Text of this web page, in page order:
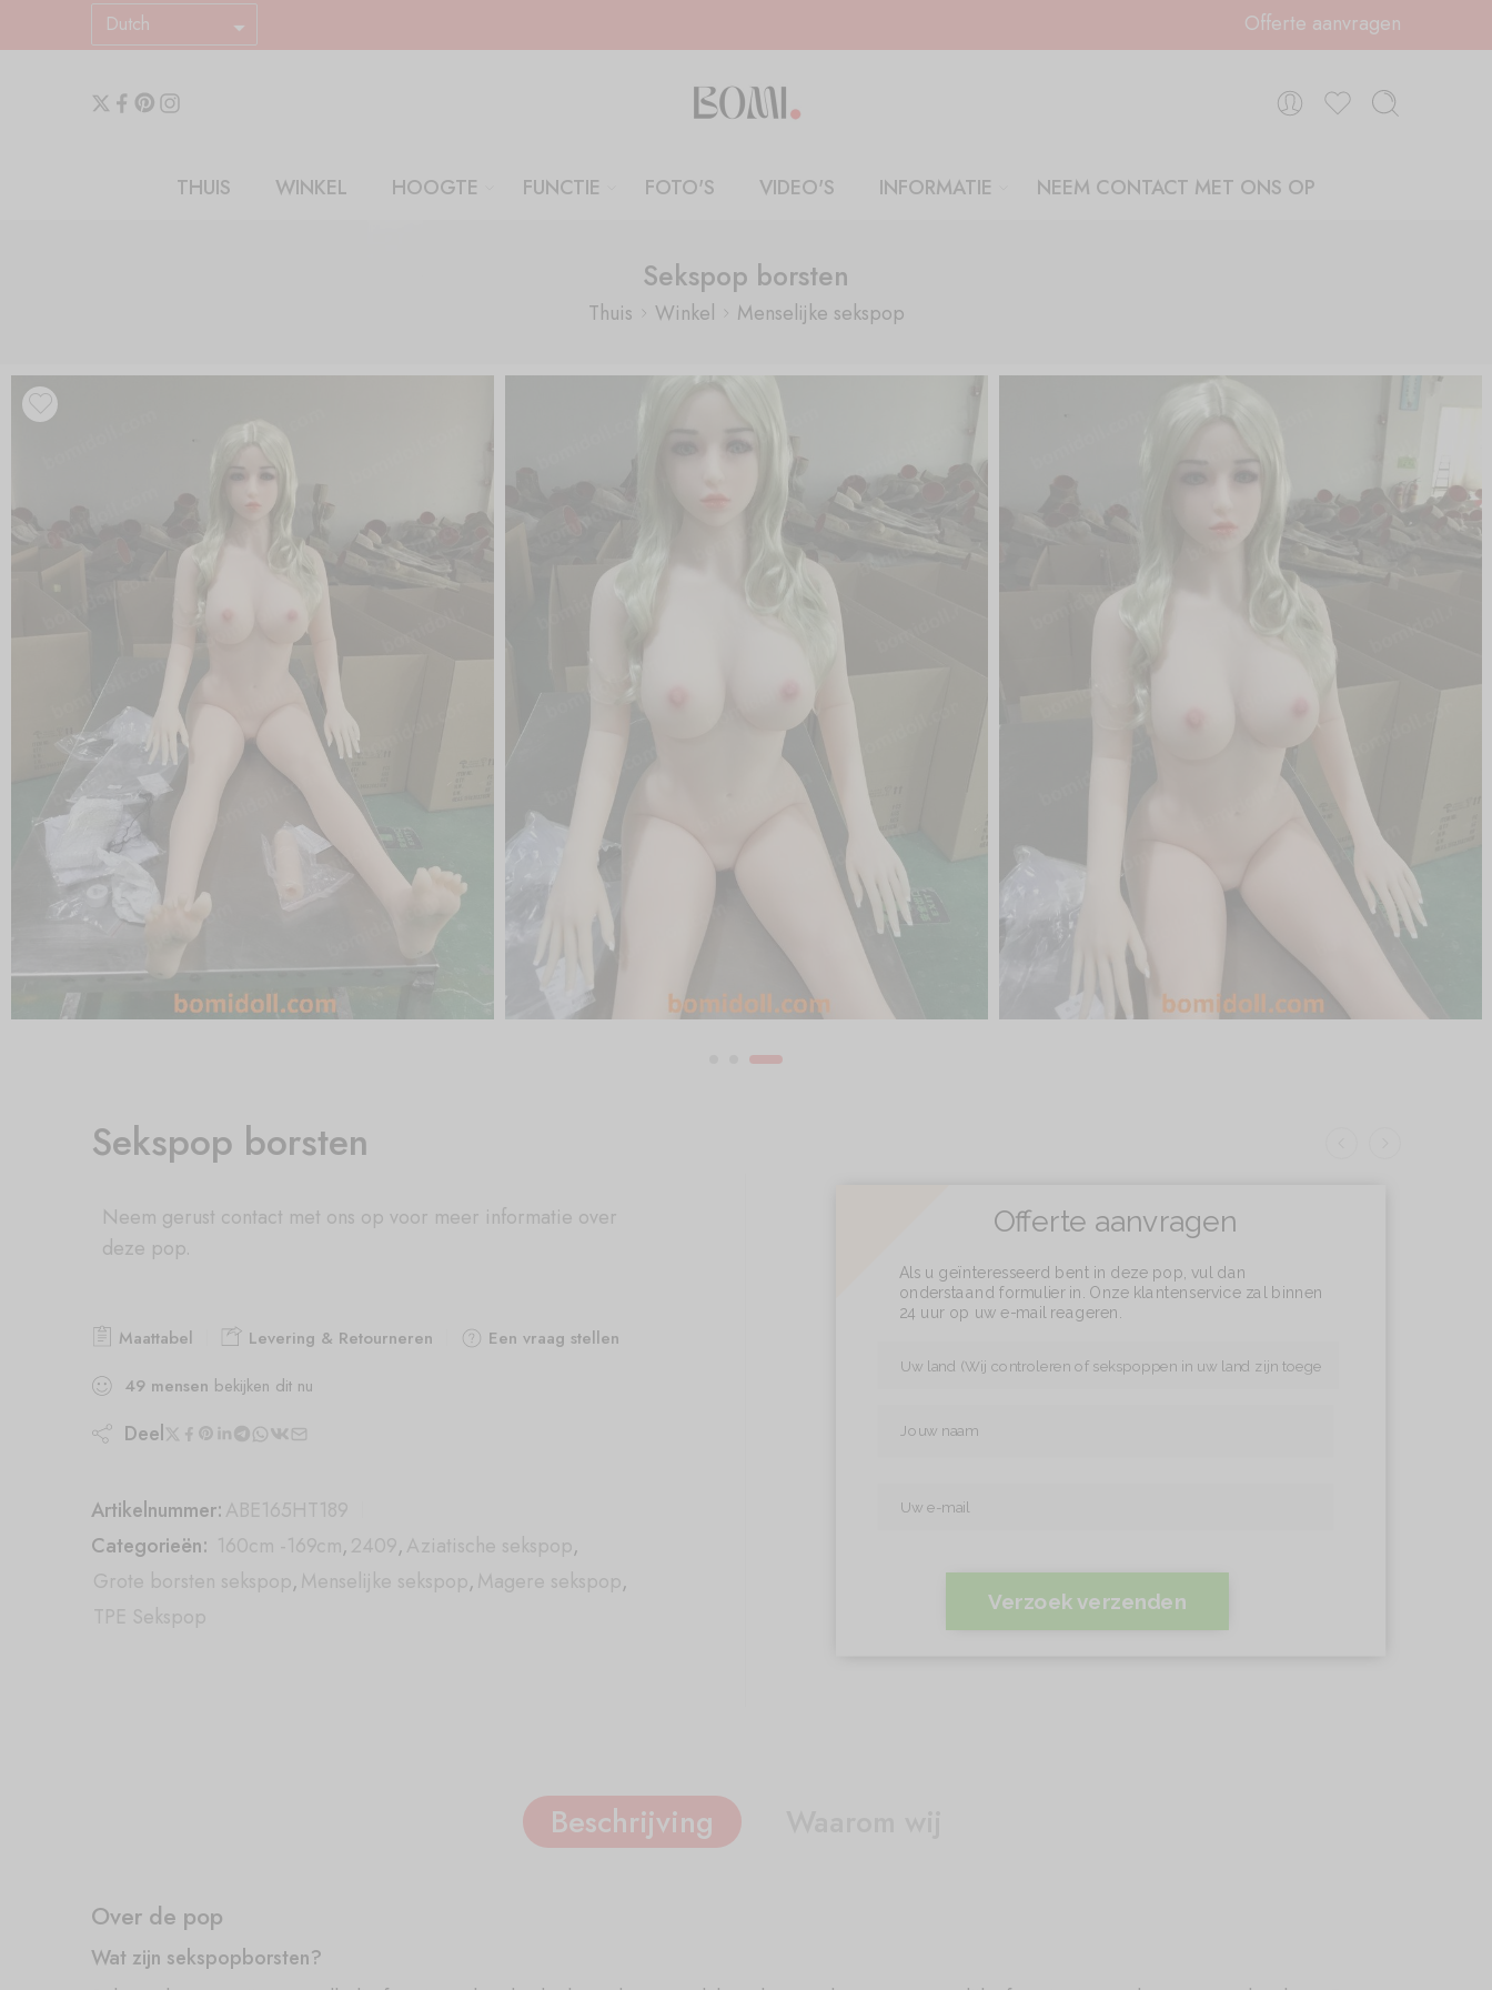
Dutch Offerte aanvragen
THUIS WINKEL HOOGTE FUNCTIE FOTO'S VIDEO'S INFORMATIE NEEM CONTACT MET ONS OP
Sekspop borsten
Thuis Winkel Menselijke sekspop
Sekspop borsten
Neem gerust contact met ons op voor meer informatie over
deze pop.
Maattabel Levering & Retourneren
Een vraag stellen
49 mensen bekijken dit nu
Deel
Artikelnummer:ABE165HT189
Categorieën: 160cm -169cm,2409,Aziatische sekspop,
Grote borsten sekspop,Menselijke sekspop,Magere sekspop,
TPE Sekspop
Offerte aanvragen
Als u geïnteresseerd bent in deze pop, vul dan
onderstaand formulier in. Onze klantenservice zal binnen
24 uur op uw e-mail reageren.
Verzoek verzenden
Beschrijving
Over de pop
Wat zijn sekspopborsten?